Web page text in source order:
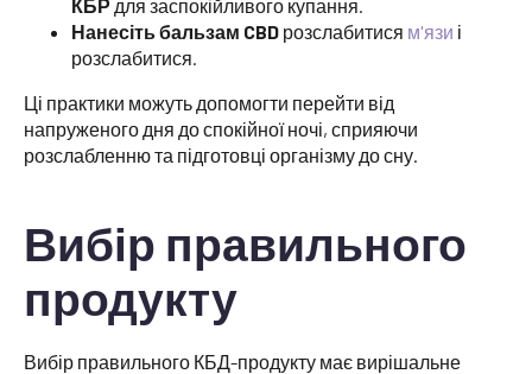
КБР для заспокійливого купання.
Нанесіть бальзам CBD розслабитися м'язи і
розслабитися.
Ці практики можуть допомогти перейти від
напруженого дня до спокійної ночі, сприяючи
розслабленню та підготовці організму до сну.
Вибір правильного
продукту
Вибір правильного КБД-продукту має вирішальне